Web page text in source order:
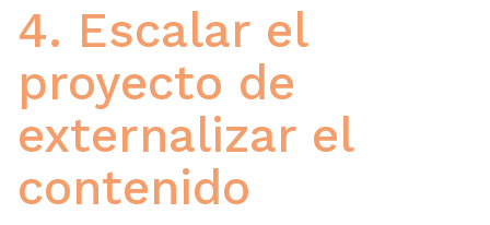
4. Escalar el
proyecto de
externalizar el
contenido